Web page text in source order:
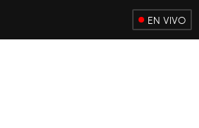
EN VIVO